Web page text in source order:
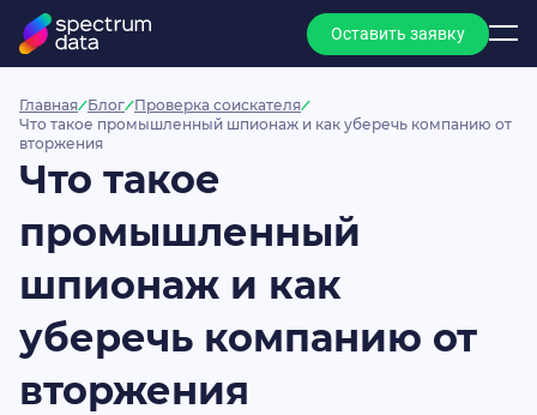
Оставить заявку
Главная Блог Проверка соискателя
Что такое промышленный шпионаж и как уберечь компанию от
вторжения
Что такое
промышленный
шпионаж и как
уберечь компанию от
вторжения